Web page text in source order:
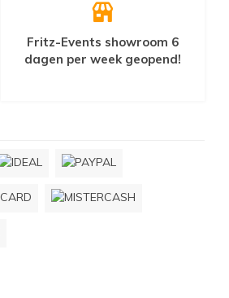
Fritz-Events showroom 6
dagen per week geopend!